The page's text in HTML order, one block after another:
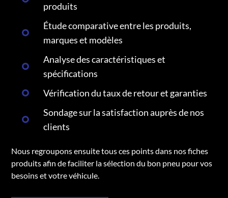
produits
Étude comparative entre les produits,
marques et modèles
Analyse des caractéristiques et
spécifications
Vérification du taux de retour et garanties
Sondage sur la satisfaction auprès de nos
clients
Nous regroupons ensuite tous ces points dans nos fiches
produits afin de faciliter la sélection du bon pneu pour vos
besoins et votre véhicule.